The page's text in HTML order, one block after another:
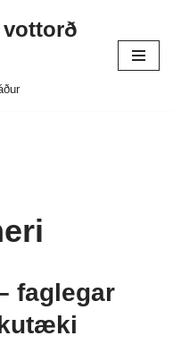
faglegar